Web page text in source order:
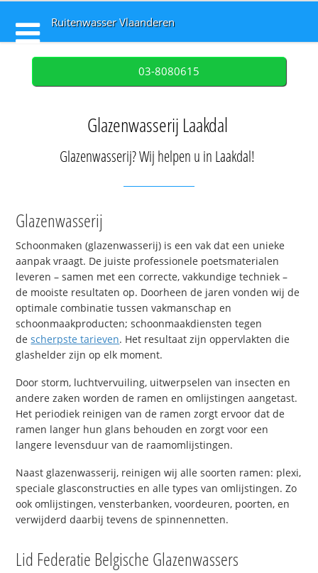
Ruitenwasser Vlaanderen
03-8080615
Glazenwasserij Laakdal
Glazenwasserij? Wij helpen u in Laakdal!
Glazenwasserij
Schoonmaken (glazenwasserij) is een vak dat een unieke
aanpak vraagt. De juiste professionele poetsmaterialen
leveren – samen met een correcte, vakkundige techniek –
de mooiste resultaten op. Doorheen de jaren vonden wij de
optimale combinatie tussen vakmanschap en
schoonmaakproducten; schoonmaakdiensten tegen
descherpste tarieven. Het resultaat zijn oppervlakten die
glashelder zijn op elk moment.
Door storm, luchtvervuiling, uitwerpselen van insecten en
andere zaken worden de ramen en omlijstingen aangetast.
Het periodiek reinigen van de ramen zorgt ervoor dat de
ramen langer hun glans behouden en zorgt voor een
langere levensduur van de raamomlijstingen.
Naast glazenwasserij, reinigen wij alle soorten ramen: plexi,
speciale glasconstructies en alle types van omlijstingen. Zo
ook omlijstingen, vensterbanken, voordeuren, poorten, en
verwijderd daarbij tevens de spinnennetten.
Lid Federatie Belgische Glazenwassers